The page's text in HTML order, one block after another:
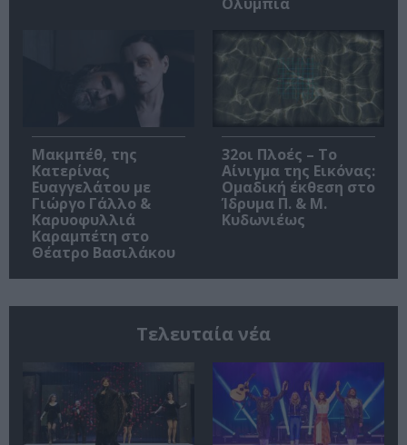
Μακμπέθ, της
Κατερίνας
Ευαγγελάτου με
Γιώργο Γάλλο &
Καρυοφυλλιά
Καραμπέτη στο
Θέατρο Βασιλάκου
32οι Πλοές – Το
Αίνιγμα της Εικόνας:
Ομαδική έκθεση στο
Ίδρυμα Π. & Μ.
Κυδωνιέως
Τελευταία νέα